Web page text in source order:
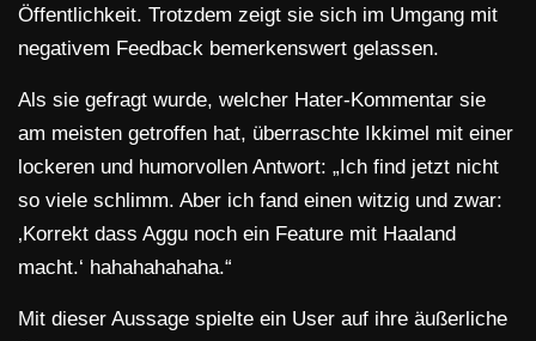
Öffentlichkeit. Trotzdem zeigt sie sich im Umgang mit
negativem Feedback bemerkenswert gelassen.
Als sie gefragt wurde, welcher Hater-Kommentar sie
am meisten getroffen hat, überraschte Ikkimel mit einer
lockeren und humorvollen Antwort: „Ich find jetzt nicht
so viele schlimm. Aber ich fand einen witzig und zwar:
‚Korrekt dass Aggu noch ein Feature mit Haaland
macht.‘ hahahahahaha.“
Mit dieser Aussage spielte ein User auf ihre äußerliche